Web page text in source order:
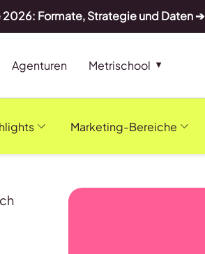
2026: Formate, Strategie und Daten ➔
Agenturen Metrischool
Marketing-Bereiche